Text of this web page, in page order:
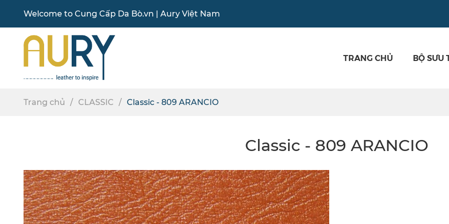
Welcome to Cung Cấp Da Bò.vn | Aury Việt Nam
TRANG CHỦ BỘ SƯU
Trang chủ CLASSIC Classic - 809 ARANCIO
Classic - 809 ARANCIO